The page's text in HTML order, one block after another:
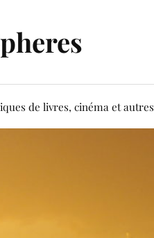
de livres, cinéma et autres